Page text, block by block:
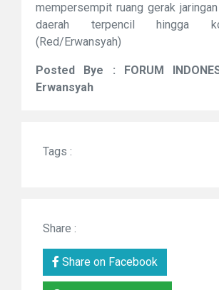
mempersempit ruang gerak
daerah terpencil hingga
(Red/Erwansyah)
Posted Bye : FORUM
Erwansyah
Tags :
Share :
Share on Facebook